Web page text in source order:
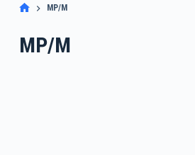
MP/M
MP/M